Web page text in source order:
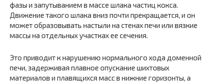
фазы и за­путыванием в массе шлака частиц кокса.
Движение такого шлака вниз почти прекращается, и он
может образовывать настыли на стенах печи или вязкие
массы на отдельных участках ее се­чения.
Это приводит к нарушению нормального хода доменной
печи, задерживая плавное опускание шихтовых
материалов и плавящихся масс в нижние горизонты, а